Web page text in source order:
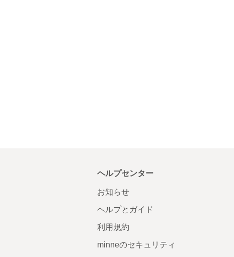
ヘルプセンター
お知らせ
ヘルプとガイド
利用規約
minneのセキュリティ